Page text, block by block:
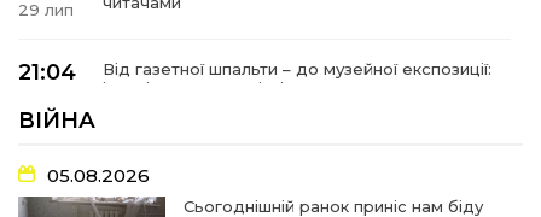
29 лип
21:04
Від газетної шпальти – до музейної експозиції:
історії Героїв Барвінківщини стали частиною
17:18
27 лип
У Барвінківській громаді вшанували людей
найгуманнішої професії
ВІЙНА
05.08.2026
Сьогоднішній ранок приніс нам біду